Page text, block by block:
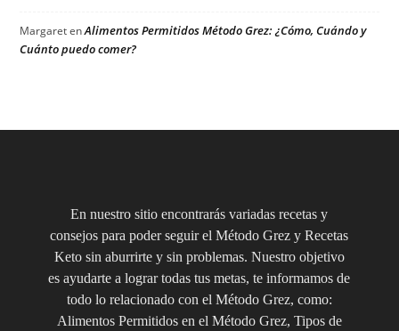
MargaretenAlimentos Permitidos Método Grez: ¿Cómo, Cuándo y
Cuánto puedo comer?
En nuestro sitio encontrarás variadas recetas y
consejos para poder seguir el Método Grez y Recetas
Keto sin aburrirte y sin problemas. Nuestro objetivo
es ayudarte a lograr todas tus metas, te informamos de
todo lo relacionado con el Método Grez, como:
Alimentos Permitidos en el Método Grez, Tipos de